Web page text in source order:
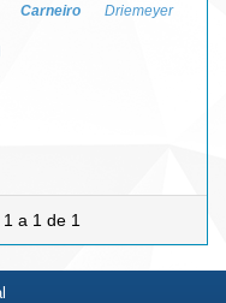
Carneiro
Driemeyer
a 1 de 1